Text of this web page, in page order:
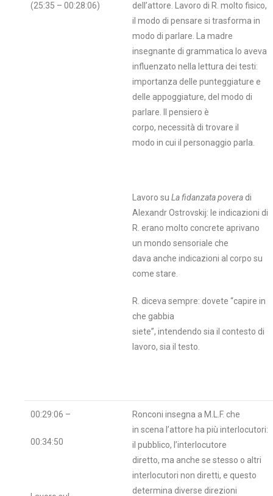
(25:35 – 00:28:06)
dell’attore. Lavoro di R. molto fisico,
il modo di pensare si trasforma in
modo di parlare. La madre
insegnante di grammatica lo aveva
influenzato nella lettura dei testi:
importanza delle punteggiature e
delle appoggiature, del modo di
parlare. Il pensiero è
corpo, necessità di trovare il
modo in cui il personaggio parla.
Lavoro su La fidanzata povera di
Alexandr Ostrovskij: le indicazioni di
R. erano molto concrete aprivano
un mondo sensoriale che
dava anche indicazioni al corpo su
come stare.
R. diceva sempre: dovete “capire in
che gabbia
siete”, intendendo sia il contesto di
lavoro, sia il testo.
00:29:06 –
00:34:50
Ronconi insegna a M.L.F. che
in scena l’attore ha più interlocutori:
il pubblico, l’interlocutore
diretto, ma anche se stesso o altri
interlocutori non diretti, e questo
determina diverse direzioni